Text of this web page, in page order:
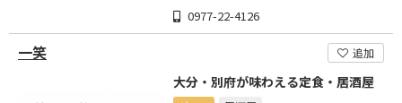
0977-22-4126
一笑 追加
大分・別府が味わえる定食・居酒屋